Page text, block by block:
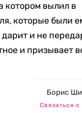
котором вылил в
которые были
и не
и призывает
Борис
Связаться с